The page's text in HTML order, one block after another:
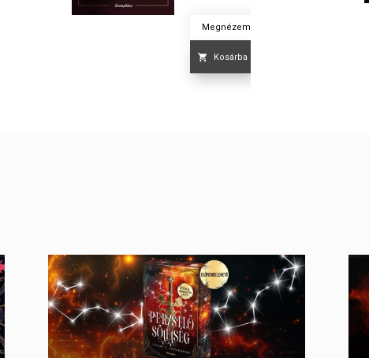
Megnézem
Kosárba